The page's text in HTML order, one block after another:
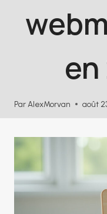
en
Par AlexMorvan août